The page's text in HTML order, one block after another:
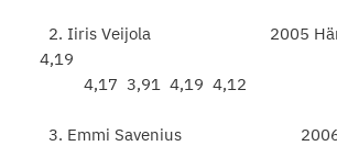
2. Iiris Veijola 2005
4,19
4,17 3,91 4,19 4,12
3. Emmi Savenius